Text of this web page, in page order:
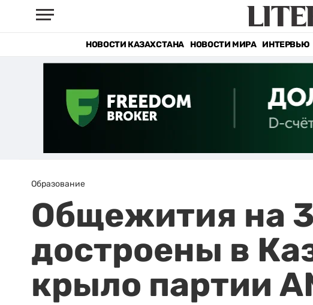
НОВОСТИ КАЗАХСТАНА НОВОСТИ МИРА ИНТЕРВЬЮ
Образование
Общежития на
достроены в
крыло партии